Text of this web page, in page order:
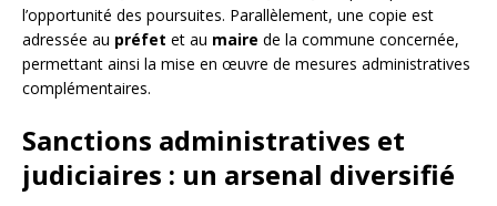
l’opportunité des poursuites. Parallèlement, une copie est
adressée au préfet et au maire de la commune concernée,
permettant ainsi la mise en œuvre de mesures administratives
complémentaires.
Sanctions administratives et
judiciaires : un arsenal diversifié